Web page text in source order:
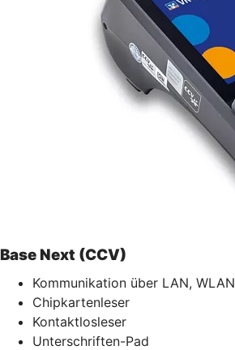
Base Next (CCV)
Kommunikation über LAN, WLAN
Chipkartenleser
Kontaktlosleser
Unterschriften-Pad